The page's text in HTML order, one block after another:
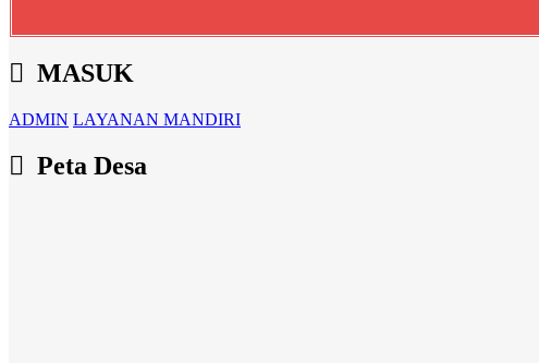
MASUK
ADMIN LAYANAN MANDIRI
Peta Desa